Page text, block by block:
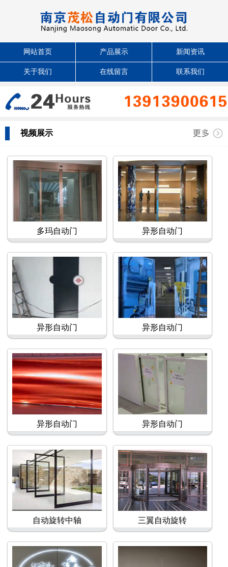
网站首页 产品展示 新闻资讯
关于我们 在线留言 联系我们
视频展示
多玛自动门 异形自动门
异形自动门 异形自动门
异形自动门 异形自动门
自动旋转中轴 三翼自动旋转